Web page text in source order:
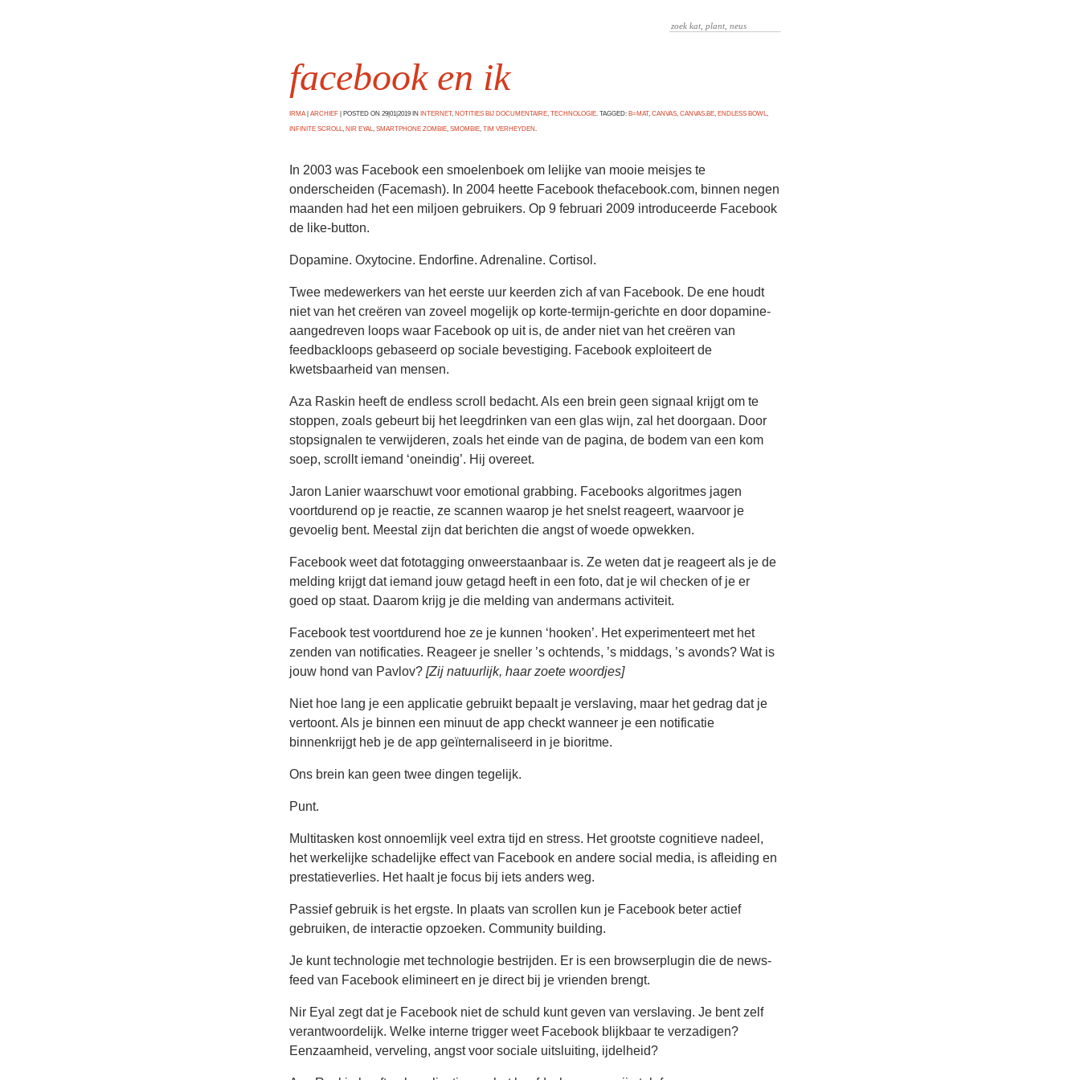
facebook en ik
IRMA ARCHIEF POSTED ON 29|01|2019 IN INTERNET, NOTITIES BIJ DOCUMENTAIRE TECHNOLOGIE . TAGGED: B=MAT, CANVAS CANVAS.BE ENDLESS BOWL
INFINITE SCROLL NIR EYAL SMARTPHONE ZOMBIE SMOMBIE TIM VERHEYDEN
In 2003 was Facebook een smoelenboek om lelijke van mooie meisjes te
onderscheiden (Facemash). In 2004 heette Facebook thefacebook.com, binnen negen
maanden had het een miljoen gebruikers. Op 9 februari 2009 introduceerde Facebook
de like-button.
Dopamine. Oxytocine. Endorfine. Adrenaline. Cortisol.
Twee medewerkers van het eerste uur keerden zich af van Facebook. De ene houdt
niet van het creëren van zoveel mogelijk op korte-termijn-gerichte en door dopamine-
aangedreven loops waar Facebook op uit is, de ander niet van het creëren van
feedbackloops gebaseerd op sociale bevestiging. Facebook exploiteert de
kwetsbaarheid van mensen.
Aza Raskin heeft de endless scroll bedacht. Als een brein geen signaal krijgt om te
stoppen, zoals gebeurt bij het leegdrinken van een glas wijn, zal het doorgaan. Door
stopsignalen te verwijderen, zoals het einde van de pagina, de bodem van een kom
soep, scrollt iemand ‘oneindig’. Hij overeet.
Jaron Lanier waarschuwt voor emotional grabbing. Facebooks algoritmes jagen
voortdurend op je reactie, ze scannen waarop je het snelst reageert, waarvoor je
gevoelig bent. Meestal zijn dat berichten die angst of woede opwekken.
Facebook weet dat fototagging onweerstaanbaar is. Ze weten dat je reageert als je de
melding krijgt dat iemand jouw getagd heeft in een foto, dat je wil checken of je er
goed op staat. Daarom krijg je die melding van andermans activiteit.
Facebook test voortdurend hoe ze je kunnen ‘hooken’. Het experimenteert met het
zenden van notificaties. Reageer je sneller ’s ochtends, ’s middags, ’s avonds? Wat is
jouw hond van Pavlov? [Zij natuurlijk, haar zoete woordjes]
Niet hoe lang je een applicatie gebruikt bepaalt je verslaving, maar het gedrag dat je
vertoont. Als je binnen een minuut de app checkt wanneer je een notificatie
binnenkrijgt heb je de app geïnternaliseerd in je bioritme.
Ons brein kan geen twee dingen tegelijk.
Punt.
Multitasken kost onnoemlijk veel extra tijd en stress. Het grootste cognitieve nadeel,
het werkelijke schadelijke effect van Facebook en andere social media, is afleiding en
prestatieverlies. Het haalt je focus bij iets anders weg.
Passief gebruik is het ergste. In plaats van scrollen kun je Facebook beter actief
gebruiken, de interactie opzoeken. Community building.
Je kunt technologie met technologie bestrijden. Er is een browserplugin die de news-
feed van Facebook elimineert en je direct bij je vrienden brengt.
Nir Eyal zegt dat je Facebook niet de schuld kunt geven van verslaving. Je bent zelf
verantwoordelijk. Welke interne trigger weet Facebook blijkbaar te verzadigen?
Eenzaamheid, verveling, angst voor sociale uitsluiting, ijdelheid?